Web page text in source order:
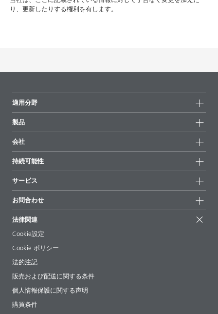
り、更新したりする権利を有します。
適用分野
製品
全製品
ハイライト
会社
ニュース
拠点と販売代理店
展示会 & イベント
経営陣
持続可能性
持続可能な製品
サクセスストーリー
EcoVadis
証明書
サービス
配合の出発点
論文記事
ebooks(電子書籍)
法令情報
添加剤ガイドアプリ
ビデオ
ダウンロード
お問合わせ
法律関連
Cookie設定
Cookie ポリシー
法的注記
販売および配送に関する条件
個人情報保護に関する声明
購買条件